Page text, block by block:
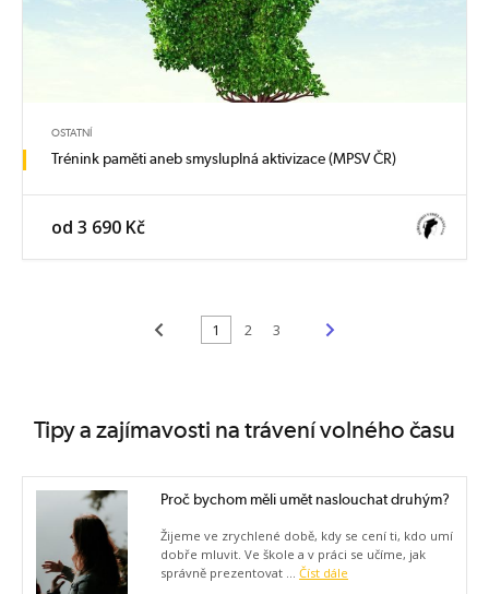
OSTATNÍ
Trénink paměti aneb smysluplná aktivizace (MPSV ČR)
od 3 690 Kč
1 2 3
Tipy a zajímavosti na trávení volného času
Proč bychom měli umět naslouchat druhým?
Žijeme ve zrychlené době, kdy se cení ti, kdo umí
dobře mluvit. Ve škole a v práci se učíme, jak
správně prezentovat ... Číst dále